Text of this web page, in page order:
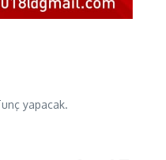
yapacak.